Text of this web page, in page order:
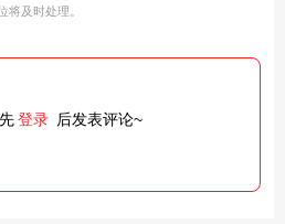
将及时处理。
登录 后发表评论~